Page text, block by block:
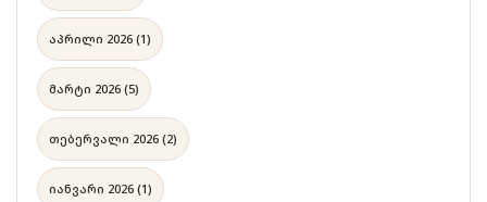
აპრილი 2026 (1)
მარტი 2026 (5)
თებერვალი 2026 (2)
იანვარი 2026 (1)